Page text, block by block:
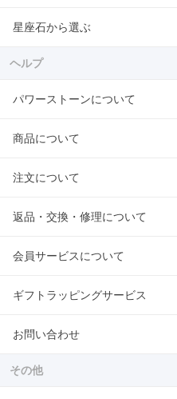
星座石から選ぶ
ヘルプ
パワーストーンについて
商品について
注文について
返品・交換・修理について
会員サービスについて
ギフトラッピングサービス
お問い合わせ
その他